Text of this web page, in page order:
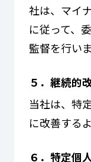
社は、マイ
に従って、
監督を行いま
５．継続的
当社は、特
に改善する
６．特定個